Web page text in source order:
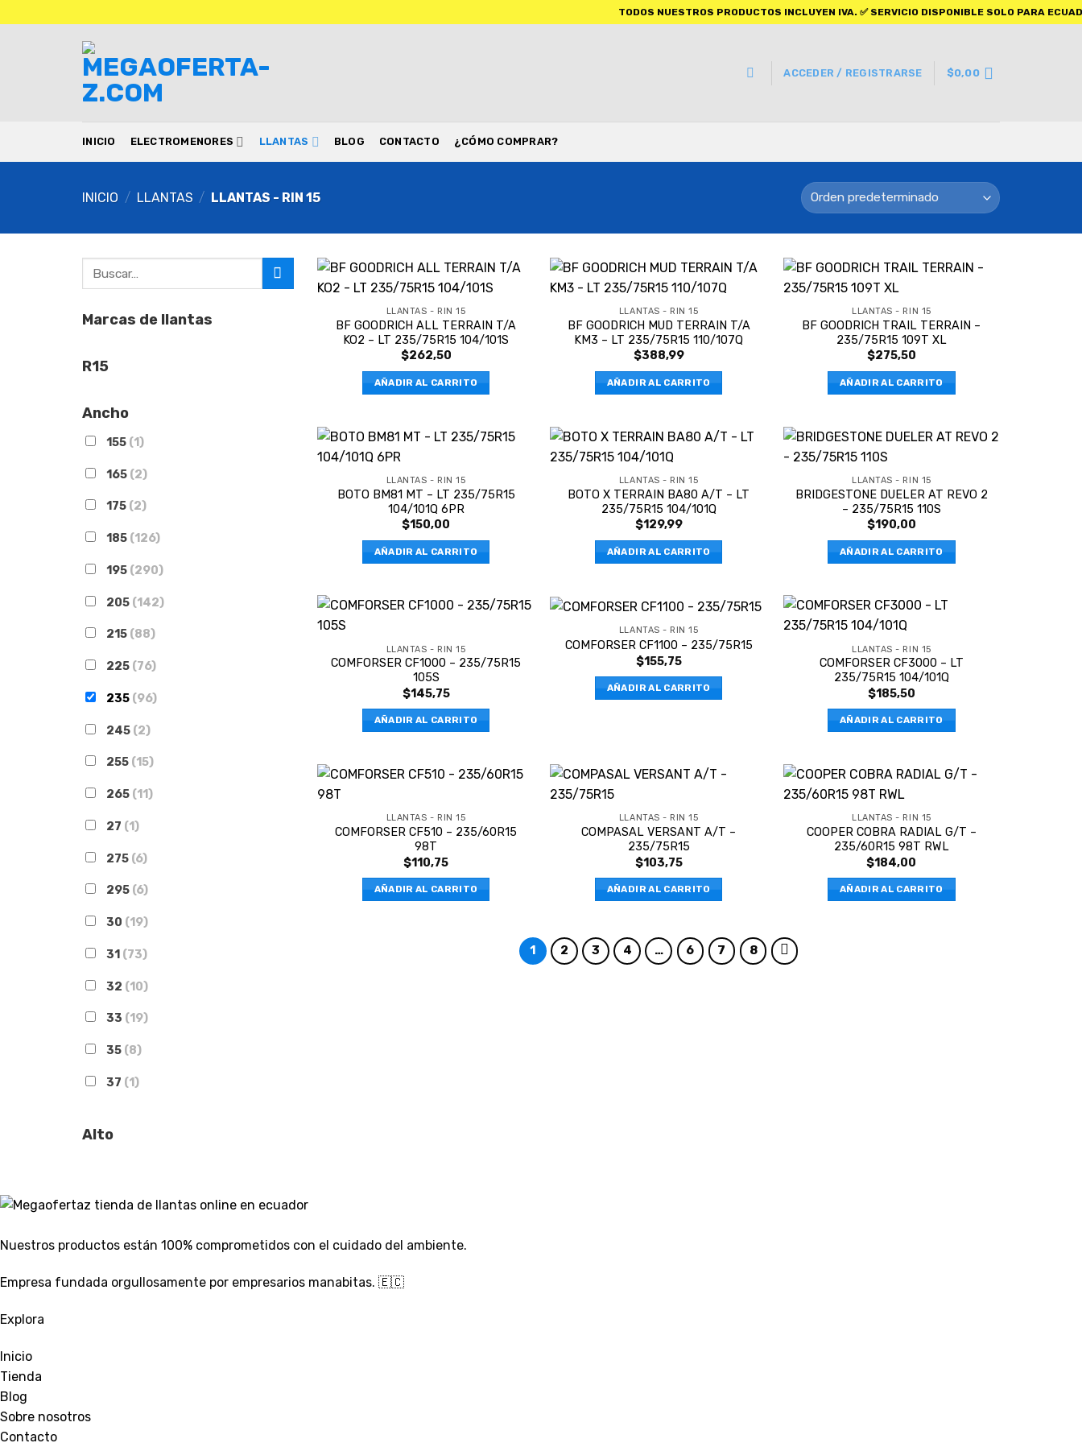
al
TODOS NUESTROS PRODUCTOS INCLUYEN IVA. ✅ SERVICIO DISPONIBLE SOLO PARA ECUADOR.
ACCEDER / REGISTRARSE $0,00
INICIO ELECTROMENORES LLANTAS BLOG CONTACTO ¿CÓMO COMPRAR?
INICIO / LLANTAS / LLANTAS - RIN 15
Buscar
Marcas de llantas
R15
Ancho
155 (1)
165 (2)
175 (2)
185 (126)
195 (290)
205 (142)
215 (88)
225 (76)
235 (96)
245 (2)
255 (15)
265 (11)
27 (1)
275 (6)
295 (6)
30 (19)
31 (73)
32 (10)
33 (19)
35 (8)
37 (1)
Alto
LLANTAS - RIN 15
BF GOODRICH ALL TERRAIN T/A
KO2 – LT 235/75R15 104/101S
$262,50
AÑADIR AL CARRITO
LLANTAS - RIN 15
BF GOODRICH MUD TERRAIN T/A
KM3 – LT 235/75R15 110/107Q
$388,99
AÑADIR AL CARRITO
LLANTAS - RIN 15
BF GOODRICH TRAIL TERRAIN –
235/75R15 109T XL
$275,50
AÑADIR AL CARRITO
LLANTAS - RIN 15
BOTO BM81 MT – LT 235/75R15
104/101Q 6PR
$150,00
AÑADIR AL CARRITO
LLANTAS - RIN 15
BOTO X TERRAIN BA80 A/T – LT
235/75R15 104/101Q
$129,99
AÑADIR AL CARRITO
LLANTAS - RIN 15
BRIDGESTONE DUELER AT REVO 2
– 235/75R15 110S
$190,00
AÑADIR AL CARRITO
LLANTAS - RIN 15
COMFORSER CF1000 – 235/75R15
105S
$145,75
AÑADIR AL CARRITO
LLANTAS - RIN 15
COMFORSER CF1100 – 235/75R15
$155,75
AÑADIR AL CARRITO
LLANTAS - RIN 15
COMFORSER CF3000 – LT
235/75R15 104/101Q
$185,50
AÑADIR AL CARRITO
LLANTAS - RIN 15
COMFORSER CF510 – 235/60R15
98T
$110,75
AÑADIR AL CARRITO
LLANTAS - RIN 15
COMPASAL VERSANT A/T –
235/75R15
$103,75
AÑADIR AL CARRITO
LLANTAS - RIN 15
COOPER COBRA RADIAL G/T –
235/60R15 98T RWL
$184,00
AÑADIR AL CARRITO
1 2 3 4 … 6 7 8
Nuestros productos están 100% comprometidos con el cuidado del ambiente.
Empresa fundada orgullosamente por empresarios manabitas. 🇪🇨
Explora
Inicio
Tienda
Blog
Sobre nosotros
Contacto